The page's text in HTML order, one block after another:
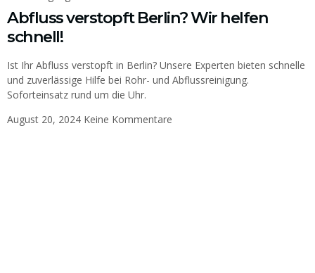
Abfluss verstopft Berlin? Wir helfen
schnell!
Ist Ihr Abfluss verstopft in Berlin? Unsere Experten bieten schnelle
und zuverlässige Hilfe bei Rohr- und Abflussreinigung.
Soforteinsatz rund um die Uhr.
August 20, 2024 Keine Kommentare